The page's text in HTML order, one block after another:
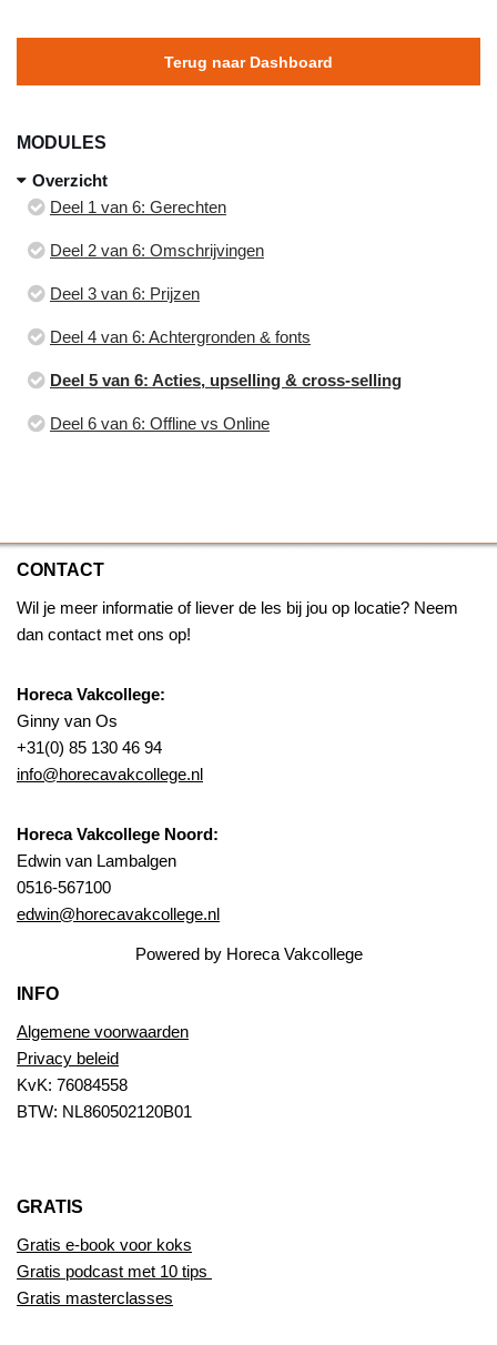
Terug naar Dashboard
MODULES
Overzicht
Deel 1 van 6: Gerechten
Deel 2 van 6: Omschrijvingen
Deel 3 van 6: Prijzen
Deel 4 van 6: Achtergronden & fonts
Deel 5 van 6: Acties, upselling & cross-selling
Deel 6 van 6: Offline vs Online
CONTACT
Wil je meer informatie of liever de les bij jou op locatie? Neem
dan contact met ons op!
Horeca Vakcollege:
Ginny van Os
+31(0) 85 130 46 94
info@horecavakcollege.nl
Horeca Vakcollege Noord:
Edwin van Lambalgen
0516-567100
edwin@horecavakcollege.nl
Powered by Horeca Vakcollege
INFO
Algemene voorwaarden
Privacy beleid
KvK: 76084558
BTW: NL860502120B01
GRATIS
Gratis e-book voor koks
Gratis podcast met 10 tips
Gratis masterclasses